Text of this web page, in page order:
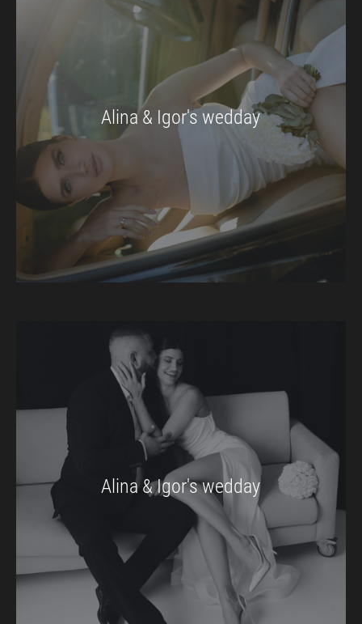
Alina & Igor's wedday
Alina & Igor's wedday